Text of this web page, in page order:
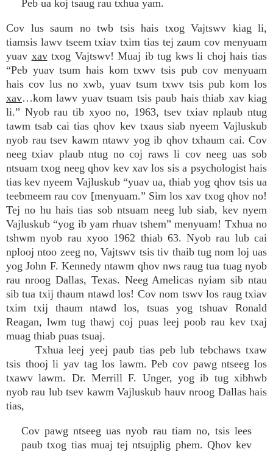
Peb ua koj tsaug rau txhua yam.
Cov lus saum no twb tsis hais txog Vajtswv kiag li,
tiamsis lawv tseem txiav txim tias tej zaum cov menyuam
yuav xavtxog Vajtswv! Muaj ib tug kws li choj hais tias
“Peb yuav tsum hais kom txwv tsis pub cov menyuam
hais cov lus no xwb, yuav tsum txwv tsis pub kom los
xav…kom lawv yuav tsuam tsis paub hais thiab xav kiag
li.” Nyob rau tib xyoo no, 1963, tsev txiav nplaub ntug
tawm tsab cai tias qhov kev txaus siab nyeem Vajluskub
nyob rau tsev kawm ntawv yog ib qhov txhaum cai. Cov
neeg txiav plaub ntug no coj raws li cov neeg uas sob
ntsuam txog neeg qhov kev xav los sis a psychologist hais
tias kev nyeem Vajluskub “yuav ua, thiab yog qhov tsis ua
teebmeem rau cov [menyuam.” Sim los xav txog qhov no!
Tej no hu hais tias sob ntsuam neeg lub siab, kev nyem
Vajluskub “yog ib yam rhuav tshem” menyuam! Txhua no
tshwm nyob rau xyoo 1962 thiab 63. Nyob rau lub cai
nplooj ntoo zeeg no, Vajtswv tsis tiv thaib tug nom loj uas
yog John F. Kennedy ntawm qhov nws raug tua tuag nyob
rau nroog Dallas, Texas. Neeg Amelicas nyiam sib ntau
sib tua txij thaum ntawd los! Cov nom tswv los raug txiav
txim txij thaum ntawd los, tsuas yog tshuav Ronald
Reagan, lwm tug thawj coj puas leej poob rau kev txaj
muag thiab puas tsuaj.
Txhua leej yeej paub tias peb lub tebchaws txaw
tsis thooj li yav tag los lawm. Peb cov pawg ntseeg los
txawv lawm. Dr. Merrill F. Unger, yog ib tug xibhwb
nyob rau lub tsev kawm Vajluskub hauv nroog Dallas hais
tias,
Cov pawg ntseeg uas nyob rau tiam no, tsis lees
paub txog tias muaj tej ntsujplig phem. Qhov kev